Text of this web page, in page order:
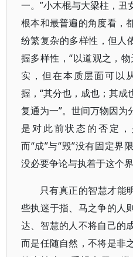
一。”小木棍与大梁柱，
根本和最普遍的角度看，
纷繁复杂的多样性，但人
握多样性，“以道观之，
实，但在本质层面可以
握，“其分也，成也；其成
复通为一”。世间万物因
是对此前状态的否定
而“成”与“毁”没有固定界
没必要争论与执着于这个界
只有真正的智慧才能
些执迷于指、马之争的人
达、智慧的人不将自己的
而是任随自然，不将是非